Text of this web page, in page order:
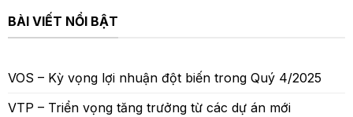
BÀI VIẾT NỔI BẬT
VOS – Kỳ vọng lợi nhuận đột biến trong Quý 4/2025
VTP – Triển vọng tăng trưởng từ các dự án mới